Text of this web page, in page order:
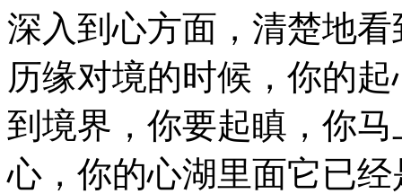
深入到心方面，清楚地
历缘对境的时候，你的
到境界，你要起瞋，你
心，你的心湖里面它已